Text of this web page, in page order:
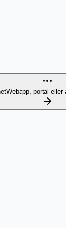
Webapp, portal eller